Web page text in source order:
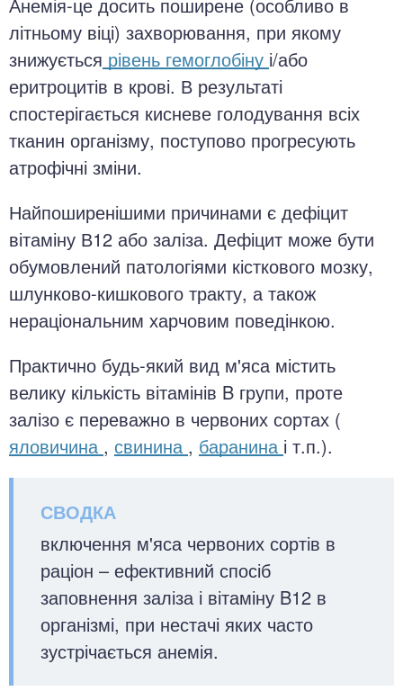
літньому віці) захворювання, при якому
знижується рівень гемоглобіну і/або
еритроцитів в крові. В результаті
спостерігається кисневе голодування всіх
тканин організму, поступово прогресують
атрофічні зміни.
Найпоширенішими причинами є дефіцит
вітаміну В12 або заліза. Дефіцит може бути
обумовлений патологіями кісткового мозку,
шлунково-кишкового тракту, а також
нераціональним харчовим поведінкою.
Практично будь-який вид м'яса містить
велику кількість вітамінів B групи, проте
залізо є переважно в червоних сортах (
яловичина , свинина , баранина і т.п.).
включення м'яса червоних сортів в
раціон – ефективний спосіб
заповнення заліза і вітаміну B12 в
організмі, при нестачі яких часто
зустрічається анемія.